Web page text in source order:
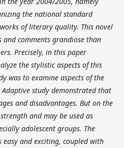
the national standard
of literary quality. This novel
comments grandiose than
Precisely, in this paper
the stylistic aspects of this
was to examine aspects of the
study demonstrated that
and disadvantages. But on the
and may be used as
adolescent groups. The
and exciting, coupled with